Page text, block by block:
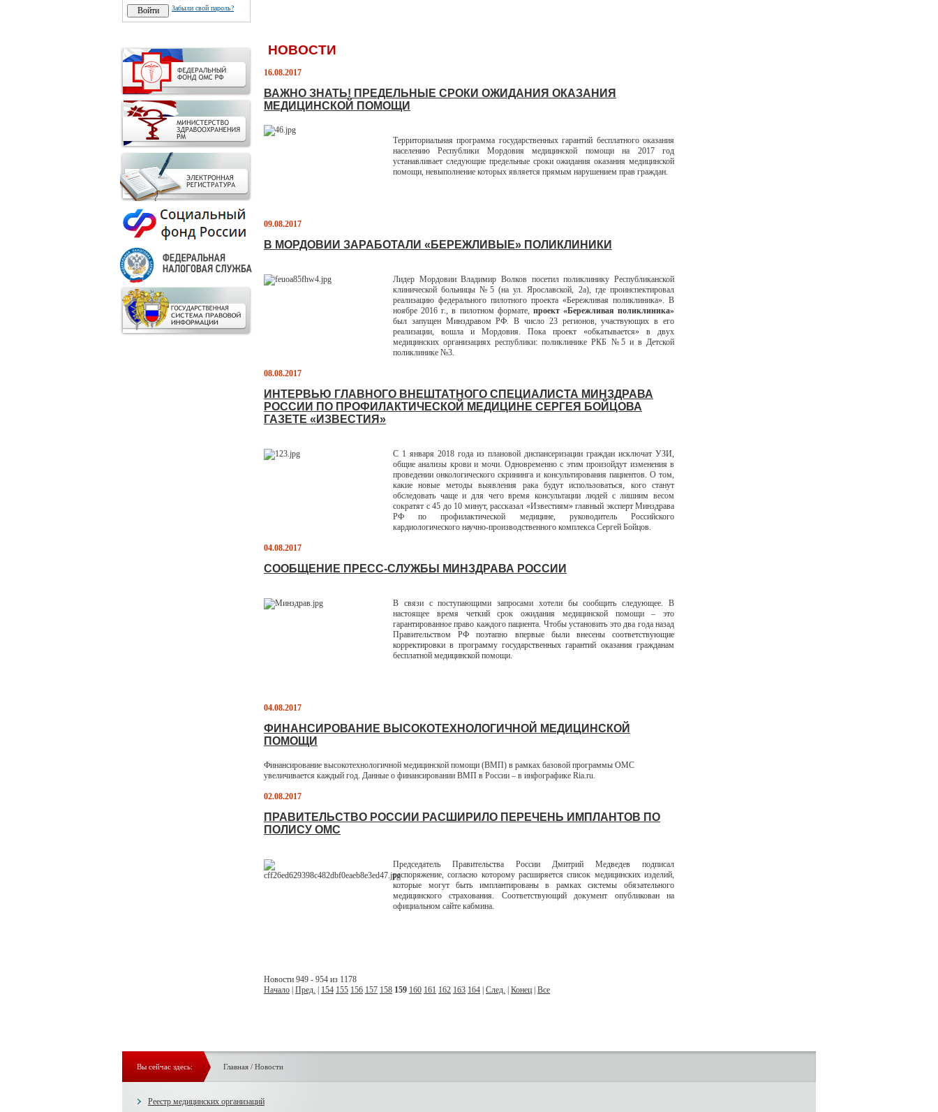
Забыли свой пароль?
НОВОСТИ
16.08.2017
ВАЖНО ЗНАТЬ! ПРЕДЕЛЬНЫЕ СРОКИ ОЖИДАНИЯ ОКАЗАНИЯ
МЕДИЦИНСКОЙ ПОМОЩИ
Территориальная программа государственных гарантий бесплатного оказания
населению Республики Мордовия медицинской помощи на 2017 год
устанавливает следующие предельные сроки ожидания оказания медицинской
помощи, невыполнение которых является прямым нарушением прав граждан.
09.08.2017
В МОРДОВИИ ЗАРАБОТАЛИ «БЕРЕЖЛИВЫЕ» ПОЛИКЛИНИКИ
Лидер Мордовии Владимир Волков посетил поликлинику Республиканской
клинической больницы №5 (на ул. Ярославской, 2а), где проинспектировал
реализацию федерального пилотного проекта «Бережливая поликлиника». В
ноябре 2016 г., в пилотном формате, проект «Бережливая поликлиника»
был запущен Минздравом РФ. В число 23 регионов, участвующих в его
реализации, вошла и Мордовия. Пока проект «обкатывается» в двух
медицинских организациях республики: поликлинике РКБ №5 и в Детской
поликлинике №3.
08.08.2017
ИНТЕРВЬЮ ГЛАВНОГО ВНЕШТАТНОГО СПЕЦИАЛИСТА МИНЗДРАВА
РОССИИ ПО ПРОФИЛАКТИЧЕСКОЙ МЕДИЦИНЕ СЕРГЕЯ БОЙЦОВА
ГАЗЕТЕ «ИЗВЕСТИЯ»
С 1 января 2018 года из плановой диспансеризации граждан исключат УЗИ,
общие анализы крови и мочи. Одновременно с этим произойдут изменения в
проведении онкологического скрининга и консультирования пациентов. О том,
какие новые методы выявления рака будут использоваться, кого станут
обследовать чаще и для чего время консультации людей с лишним весом
сократят с 45 до 10 минут, рассказал «Известиям» главный эксперт Минздрава
РФ по профилактической медицине, руководитель Российского
кардиологического научно-производственного комплекса Сергей Бойцов.
04.08.2017
СООБЩЕНИЕ ПРЕСС-СЛУЖБЫ МИНЗДРАВА РОССИИ
В связи с поступающими запросами хотели бы сообщить следующее. В
настоящее время четкий срок ожидания медицинской помощи – это
гарантированное право каждого пациента. Чтобы установить это два года назад
Правительством РФ поэтапно впервые были внесены соответствующие
корректировки в программу государственных гарантий оказания гражданам
бесплатной медицинской помощи.
04.08.2017
ФИНАНСИРОВАНИЕ ВЫСОКОТЕХНОЛОГИЧНОЙ МЕДИЦИНСКОЙ
ПОМОЩИ
Финансирование высокотехнологичной медицинской помощи (ВМП) в рамках базовой программы ОМС
увеличивается каждый год. Данные о финансировании ВМП в России – в инфографике Ria.ru.
02.08.2017
ПРАВИТЕЛЬСТВО РОССИИ РАСШИРИЛО ПЕРЕЧЕНЬ ИМПЛАНТОВ ПО
ПОЛИСУ ОМС
Председатель Правительства России Дмитрий Медведев подписал
распоряжение, согласно которому расширяется список медицинских изделий,
которые могут быть имплантированы в рамках системы обязательного
медицинского страхования. Соответствующий документ опубликован на
официальном сайте кабмина.
Новости 949 - 954 из 1178
Начало Пред. 154 155 156 157 158 159 160 161 162 163 164 След. Конец Все
Вы сейчас здесь: Главная/ Новости
Реестр медицинских организаций